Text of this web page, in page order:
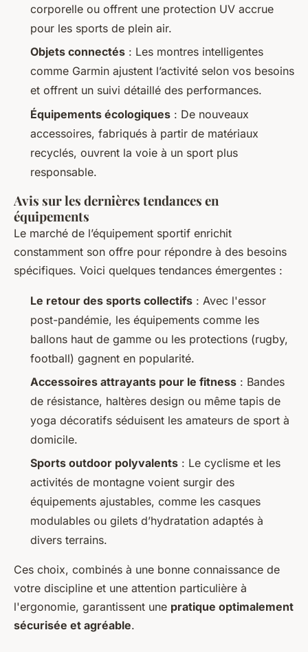
corporelle ou offrent une protection UV accrue
pour les sports de plein air.
Objets connectés : Les montres intelligentes
comme Garmin ajustent l’activité selon vos besoins
et offrent un suivi détaillé des performances.
Équipements écologiques : De nouveaux
accessoires, fabriqués à partir de matériaux
recyclés, ouvrent la voie à un sport plus
responsable.
Avis sur les dernières tendances en
équipements
Le marché de l’équipement sportif enrichit
constamment son offre pour répondre à des besoins
spécifiques. Voici quelques tendances émergentes :
Le retour des sports collectifs : Avec l'essor
post-pandémie, les équipements comme les
ballons haut de gamme ou les protections (rugby,
football) gagnent en popularité.
Accessoires attrayants pour le fitness : Bandes
de résistance, haltères design ou même tapis de
yoga décoratifs séduisent les amateurs de sport à
domicile.
Sports outdoor polyvalents : Le cyclisme et les
activités de montagne voient surgir des
équipements ajustables, comme les casques
modulables ou gilets d’hydratation adaptés à
divers terrains.
Ces choix, combinés à une bonne connaissance de
votre discipline et une attention particulière à
l'ergonomie, garantissent une pratique optimalement
sécurisée et agréable.